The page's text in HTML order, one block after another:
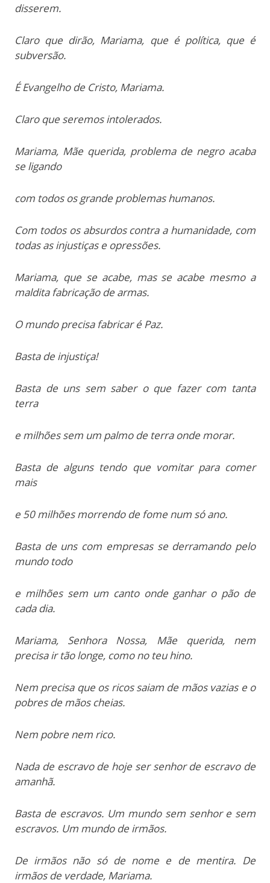
disserem.
Claro que dirão, Mariama, que é política, que é
subversão.
É Evangelho de Cristo, Mariama.
Claro que seremos intolerados.
Mariama, Mãe querida, problema de negro acaba
se ligando
com todos os grande problemas humanos.
Com todos os absurdos contra a humanidade, com
todas as injustiças e opressões.
Mariama, que se acabe, mas se acabe mesmo a
maldita fabricação de armas.
O mundo precisa fabricar é Paz.
Basta de injustiça!
Basta de uns sem saber o que fazer com tanta
terra
e milhões sem um palmo de terra onde morar.
Basta de alguns tendo que vomitar para comer
mais
e 50 milhões morrendo de fome num só ano.
Basta de uns com empresas se derramando pelo
mundo todo
e milhões sem um canto onde ganhar o pão de
cada dia.
Mariama, Senhora Nossa, Mãe querida, nem
precisa ir tão longe, como no teu hino.
Nem precisa que os ricos saiam de mãos vazias e o
pobres de mãos cheias.
Nem pobre nem rico.
Nada de escravo de hoje ser senhor de escravo de
amanhã.
Basta de escravos. Um mundo sem senhor e sem
escravos. Um mundo de irmãos.
De irmãos não só de nome e de mentira. De
irmãos de verdade, Mariama.